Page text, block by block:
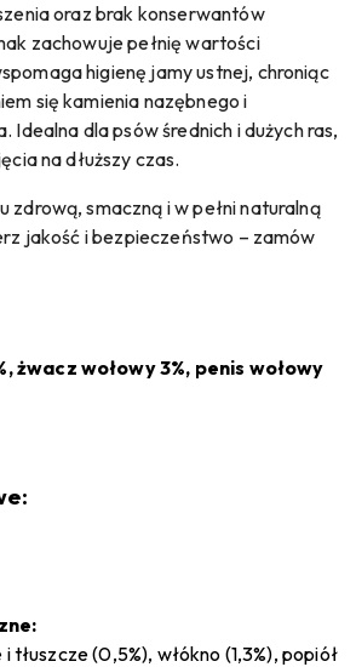
oraz brak konserwantów
zachowuje pełnię wartości
higienę jamy ustnej, chroniąc
się kamienia nazębnego i
Idealna dla psów średnich i dużych ras,
na dłuższy czas.
zdrową, smaczną i w pełni naturalną
jakość i bezpieczeństwo – zamów
żwacz wołowy 3%, penis wołowy
tłuszcze (0,5%), włókno (1,3%), popiół